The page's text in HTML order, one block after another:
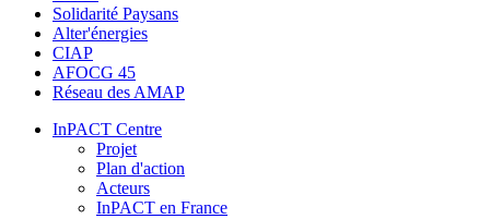
Solidarité Paysans
Alter'énergies
CIAP
AFOCG 45
Réseau des AMAP
InPACT Centre
Projet
Plan d'action
Acteurs
InPACT en France